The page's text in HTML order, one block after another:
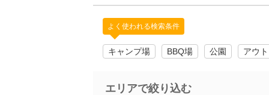
よく使われる検索条件
キャンプ場 BBQ場 公園 アウ
エリアで絞り込む